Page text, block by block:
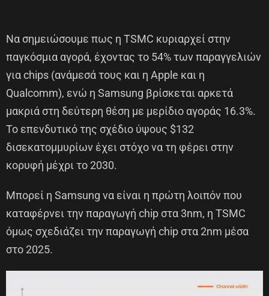
Να σημειώσουμε πως η TSMC κυριαρχεί στην
παγκόσμια αγορά, έχοντας το 54% των παραγγελιών
για chips (ανάμεσά τους και η Apple και η
Qualcomm), ενώ η Samsung βρίσκεται αρκετά
μακριά στη δεύτερη θέση με μερίδιο αγοράς 16.3%.
Το επενδυτικό της σχέδιο ύψους $132
δισεκατομμυρίων έχει στόχο να τη φέρει στην
κορυφή μέχρι το 2030.
Μπορεί η Samsung να είναι η πρώτη λοιπόν που
καταφέρνει την παραγωγή chip στα 3nm, η TSMC
όμως σχεδιάζει την παραγωγή chip στα 2nm μέσα
στο 2025.